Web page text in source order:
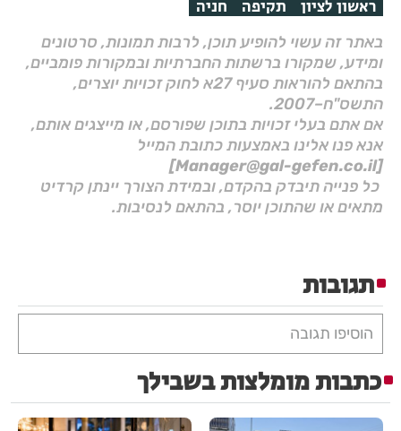
ראשון לציון תקיפה חניה
באתר זה עשוי להופיע תוכן, לרבות תמונות, סרטונים
ומידע, שמקורו ברשתות החברתיות ובמקורות פומביים,
בהתאם להוראות סעיף 27א לחוק זכויות יוצרים,
התשס"ח–2007.
אם אתם בעלי זכויות בתוכן שפורסם, או מייצגים אותם,
אנא פנו אלינו באמצעות כתובת המייל
[Manager@gal-gefen.co.il]
כל פנייה תיבדק בהקדם, ובמידת הצורך יינתן קרדיט
מתאים או שהתוכן יוסר, בהתאם לנסיבות.
תגובות
הוסיפו תגובה
כתבות מומלצות בשבילך